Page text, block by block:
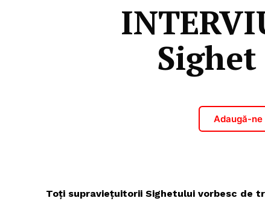
Adaugă-
Toți supraviețuitorii Sighetului vorbesc de